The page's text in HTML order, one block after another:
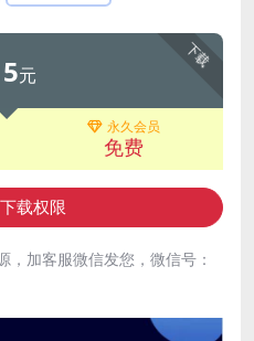
下载
5元
永久会员
免费
载权限
加客服微信发您，微信号：